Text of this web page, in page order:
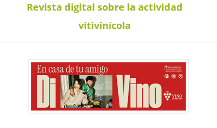
Revista digital sobre la actividad
vitivinícola